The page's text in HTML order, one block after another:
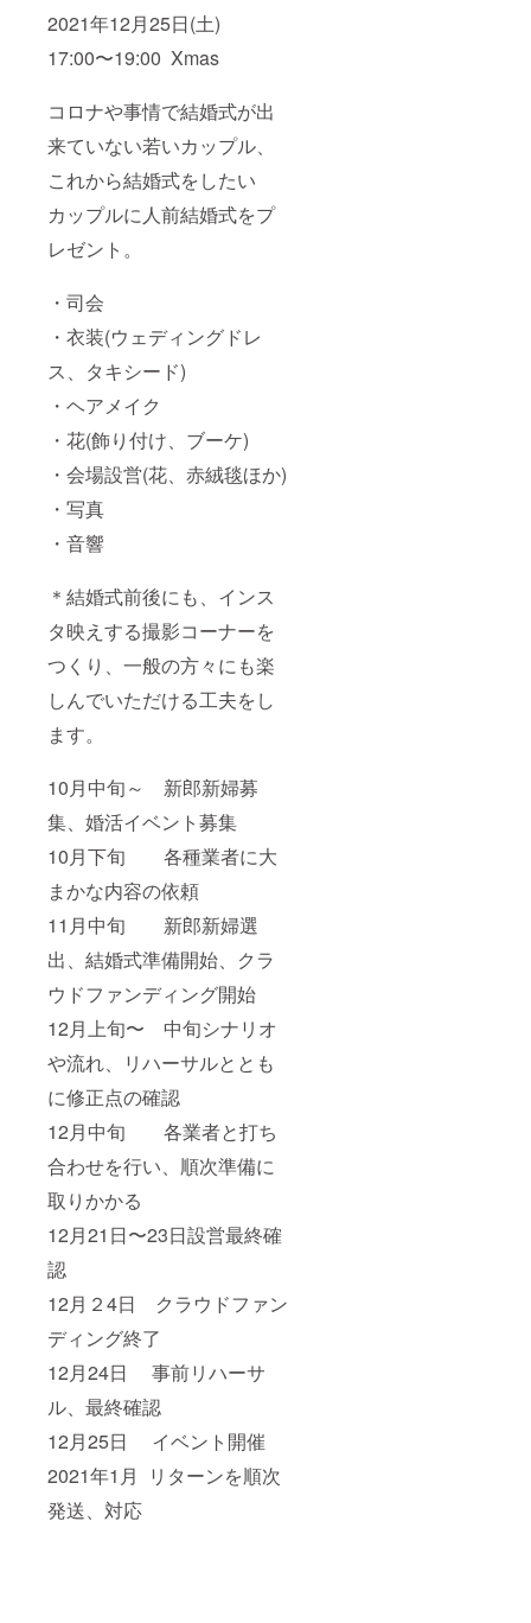
2021年12月25日(土)
17:00〜19:00 Xmas
コロナや事情で結婚式が出
来ていない若いカップル、
これから結婚式をしたい
カップルに人前結婚式をプ
レゼント。
・司会
・衣装(ウェディングドレ
ス、タキシード)
・ヘアメイク
・花(飾り付け、ブーケ)
・会場設営(花、赤絨毯ほか)
・写真
・音響
＊結婚式前後にも、インス
タ映えする撮影コーナーを
つくり、一般の方々にも楽
しんでいただける工夫をし
ます。
10月中旬～ 新郎新婦募
集、婚活イベント募集
10月下旬 各種業者に大
まかな内容の依頼
11月中旬 新郎新婦選
出、結婚式準備開始、クラ
ウドファンディング開始
12月上旬〜 中旬シナリオ
や流れ、リハーサルととも
に修正点の確認
12月中旬 各業者と打ち
合わせを行い、順次準備に
取りかかる
12月21日〜23日設営最終確
認
12月２4日 クラウドファン
ディング終了
12月24日 事前リハーサ
ル、最終確認
12月25日 イベント開催
2021年1月 リターンを順次
発送、対応